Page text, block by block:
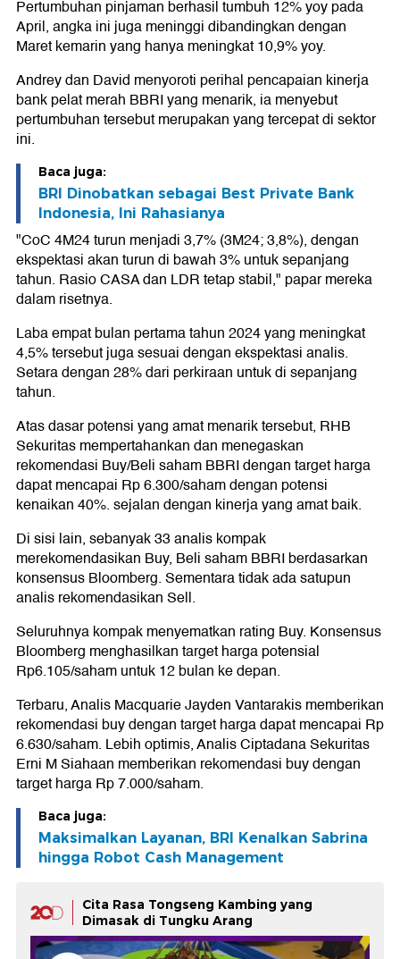
Pertumbuhan pinjaman berhasil tumbuh 12% yoy pada
April, angka ini juga meninggi dibandingkan dengan
Maret kemarin yang hanya meningkat 10,9% yoy.
Andrey dan David menyoroti perihal pencapaian kinerja
bank pelat merah BBRI yang menarik, ia menyebut
pertumbuhan tersebut merupakan yang tercepat di sektor
ini.
Baca juga:
BRI Dinobatkan sebagai Best Private Bank
Indonesia, Ini Rahasianya
"CoC 4M24 turun menjadi 3,7% (3M24; 3,8%), dengan
ekspektasi akan turun di bawah 3% untuk sepanjang
tahun. Rasio CASA dan LDR tetap stabil," papar mereka
dalam risetnya.
Laba empat bulan pertama tahun 2024 yang meningkat
4,5% tersebut juga sesuai dengan ekspektasi analis.
Setara dengan 28% dari perkiraan untuk di sepanjang
tahun.
Atas dasar potensi yang amat menarik tersebut, RHB
Sekuritas mempertahankan dan menegaskan
rekomendasi Buy/Beli saham BBRI dengan target harga
dapat mencapai Rp 6.300/saham dengan potensi
kenaikan 40%. sejalan dengan kinerja yang amat baik.
Di sisi lain, sebanyak 33 analis kompak
merekomendasikan Buy, Beli saham BBRI berdasarkan
konsensus Bloomberg. Sementara tidak ada satupun
analis rekomendasikan Sell.
Seluruhnya kompak menyematkan rating Buy. Konsensus
Bloomberg menghasilkan target harga potensial
Rp6.105/saham untuk 12 bulan ke depan.
Terbaru, Analis Macquarie Jayden Vantarakis memberikan
rekomendasi buy dengan target harga dapat mencapai Rp
6.630/saham. Lebih optimis, Analis Ciptadana Sekuritas
Erni M Siahaan memberikan rekomendasi buy dengan
target harga Rp 7.000/saham.
Baca juga:
Maksimalkan Layanan, BRI Kenalkan Sabrina
hingga Robot Cash Management
Cita Rasa Tongseng Kambing yang
Dimasak di Tungku Arang